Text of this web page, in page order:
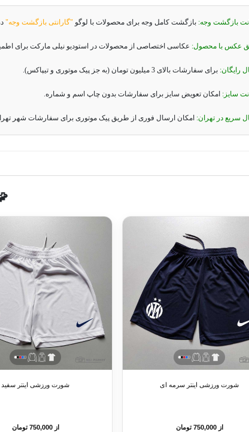
بازگشت وجه: بازگشت کامل وجه برای محصولات با لوگو "گارانتی بازگشت وجه"
عکس با محصول: عکاسی اختصاصی از محصولات در استودیو نیلی مارکت برای
رایگان: برای سفارشات بالای 3 میلیون تومان (به جز پیک موتوری و تیپاکس).
سایز: امکان تعویض سایز برای سفارشات بدون چاپ اسم و شماره.
سریع در تهران: امکان ارسال فوری از طریق پیک موتوری برای سفارشات شهر
شورت ورزشی اینتر سرمه ای
از 750,000 تومان
شورت ورزشی اینتر سفید
از 750,000 تومان